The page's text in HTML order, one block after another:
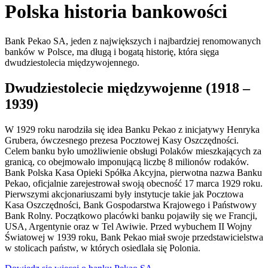
Polska historia bankowości
Bank Pekao SA, jeden z największych i najbardziej renomowanych
banków w Polsce, ma długą i bogatą historię, która sięga
dwudziestolecia międzywojennego.
Dwudziestolecie międzywojenne (1918 –
1939)
W 1929 roku narodziła się idea Banku Pekao z inicjatywy Henryka
Grubera, ówczesnego prezesa Pocztowej Kasy Oszczędności.
Celem banku było umożliwienie obsługi Polaków mieszkających za
granicą, co obejmowało imponującą liczbę 8 milionów rodaków.
Bank Polska Kasa Opieki Spółka Akcyjna, pierwotna nazwa Banku
Pekao, oficjalnie zarejestrował swoją obecność 17 marca 1929 roku.
Pierwszymi akcjonariuszami były instytucje takie jak Pocztowa
Kasa Oszczędności, Bank Gospodarstwa Krajowego i Państwowy
Bank Rolny. Początkowo placówki banku pojawiły się we Francji,
USA, Argentynie oraz w Tel Awiwie. Przed wybuchem II Wojny
Światowej w 1939 roku, Bank Pekao miał swoje przedstawicielstwa
w stolicach państw, w których osiedlała się Polonia.